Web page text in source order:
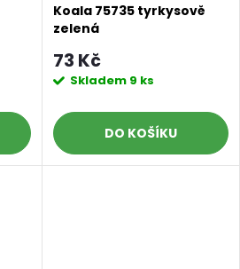
Koala 75735 tyrkysově
zelená
73 Kč
Skladem 9 ks
DO KOŠÍKU
Prodejna Blog a návody